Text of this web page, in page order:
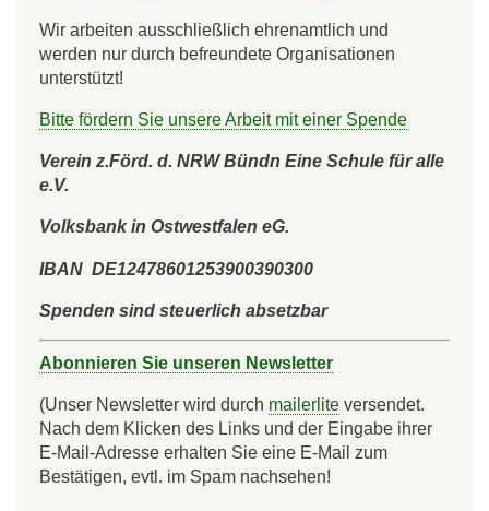
Wir arbeiten ausschließlich ehrenamtlich und
werden nur durch befreundete Organisationen
unterstützt!
Bitte fördern Sie unsere Arbeit mit einer Spende
Verein z.Förd. d. NRW Bündn Eine Schule für alle
e.V.
Volksbank in Ostwestfalen eG.
IBAN DE12478601253900390300
Spenden sind steuerlich absetzbar
Abonnieren Sie unseren Newsletter
(Unser Newsletter wird durch mailerlite versendet.
Nach dem Klicken des Links und der Eingabe ihrer
E-Mail-Adresse erhalten Sie eine E-Mail zum
Bestätigen, evtl. im Spam nachsehen!